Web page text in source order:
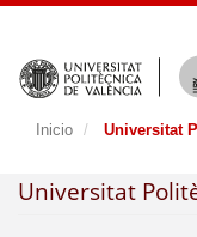
Inicio Universitat
Universitat